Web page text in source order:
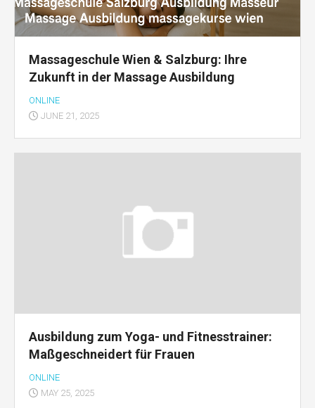
Massageschule Wien & Salzburg: Ihre
Zukunft in der Massage Ausbildung
ONLINE
JUNE 21, 2025
Ausbildung zum Yoga- und Fitnesstrainer:
Maßgeschneidert für Frauen
ONLINE
MAY 25, 2025